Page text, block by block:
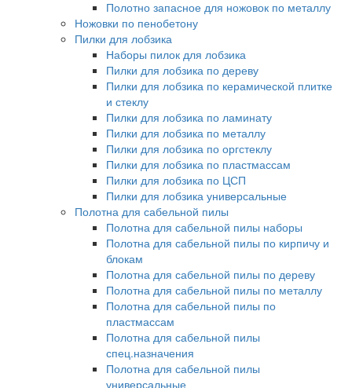
Полотно запасное для ножовок по металлу
Ножовки по пенобетону
Пилки для лобзика
Наборы пилок для лобзика
Пилки для лобзика по дереву
Пилки для лобзика по керамической плитке
и стеклу
Пилки для лобзика по ламинату
Пилки для лобзика по металлу
Пилки для лобзика по оргстеклу
Пилки для лобзика по пластмассам
Пилки для лобзика по ЦСП
Пилки для лобзика универсальные
Полотна для сабельной пилы
Полотна для сабельной пилы наборы
Полотна для сабельной пилы по кирпичу и
блокам
Полотна для сабельной пилы по дереву
Полотна для сабельной пилы по металлу
Полотна для сабельной пилы по
пластмассам
Полотна для сабельной пилы
спец.назначения
Полотна для сабельной пилы
универсальные